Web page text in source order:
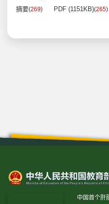
摘要(269) PDF (1151KB)(265)
中国首个肝